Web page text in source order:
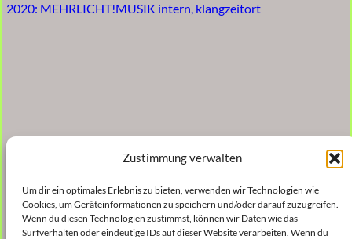
Zustimmung verwalten
Um dir ein optimales Erlebnis zu bieten, verwenden wir Technologien wie
Cookies, um Geräteinformationen zu speichern und/oder darauf zuzugreifen.
Wenn du diesen Technologien zustimmst, können wir Daten wie das
Surfverhalten oder eindeutige IDs auf dieser Website verarbeiten. Wenn du
2020: MEHRLICHT!MUSIK intern, klangzeitort